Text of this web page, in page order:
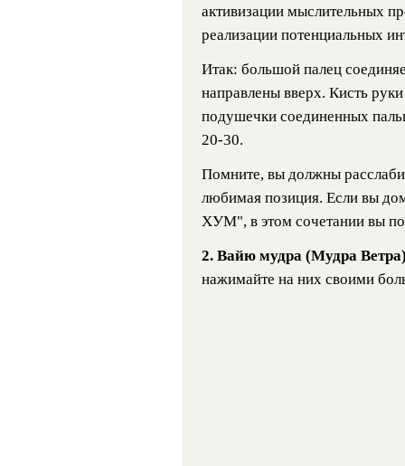
активизации мыслительных
реализации потенциальных
Итак: большой палец
направлены вверх. Кисть
подушечки соединенных
20-30.
Помните, вы должны
любимая позиция. Если вы
ХУМ", в этом сочетании вы
2. Вайю мудра (Мудра
нажимайте на них своими